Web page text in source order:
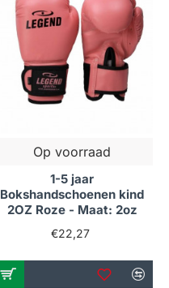
Op voorraad
1-5 jaar
Bokshandschoenen kind
2OZ Roze - Maat: 2oz
€22,27